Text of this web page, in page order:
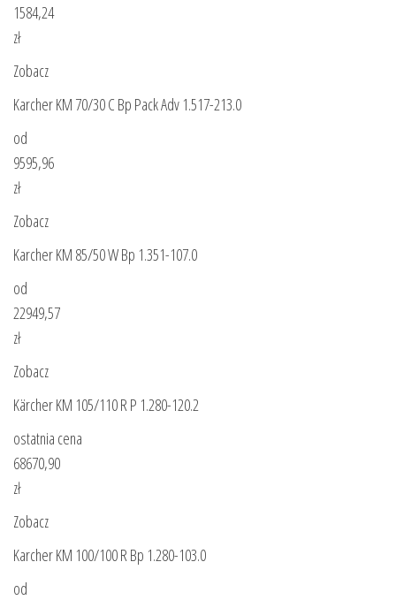
1584,24
zł
Zobacz
Karcher KM 70/30 C Bp Pack Adv 1.517-213.0
od
9595,96
zł
Zobacz
Karcher KM 85/50 W Bp 1.351-107.0
od
22949,57
zł
Zobacz
Kärcher KM 105/110 R P 1.280-120.2
ostatnia cena
68670,90
zł
Zobacz
Karcher KM 100/100 R Bp 1.280-103.0
od